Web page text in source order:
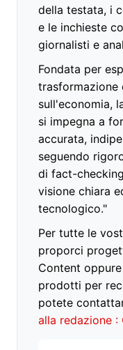
della testata, i
e le inchieste
giornalisti e
Fondata per
trasformazione
sull'economia,
si impegna a
accurata,
seguendo
di fact-
visione chiara
tecnologico."
Per tutte le
proporci
Content
prodotti per
potete
alla redazione :